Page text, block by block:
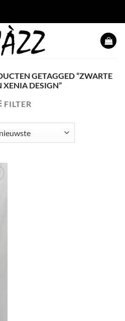
GETAGGED “ZWARTE
XENIA DESIGN”
FILTER